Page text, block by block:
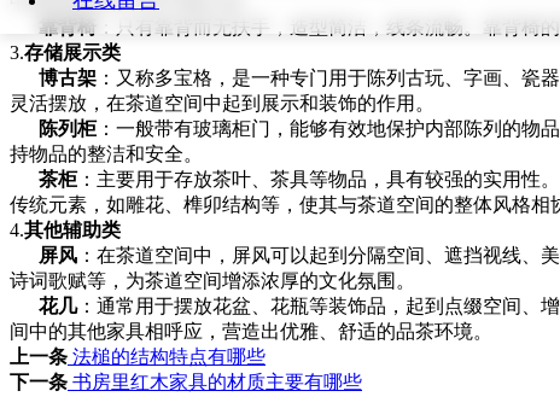
靠背椅 ：只有靠背而无扶手，造型简洁，线条流畅。靠背椅
3.存储展示类
博古架 ：又称多宝格，是一种专门用于陈列古玩、字画、
灵活摆放，在茶道空间中起到展示和装饰的作用。
陈列柜：一般带有玻璃柜门，能够有效地保护内部陈列的物
持物品的整洁和安全。
茶柜：主要用于存放茶叶、茶具等物品，具有较强的实用性
传统元素，如雕花、榫卯结构等，使其与茶道空间的整体风格相
4.其他辅助类
屏风 ：在茶道空间中，屏风可以起到分隔空间、遮挡视线、
诗词歌赋等，为茶道空间增添浓厚的文化氛围。
花几：通常用于摆放花盆、花瓶等装饰品，起到点缀空间、
间中的其他家具相呼应，营造出优雅、舒适的品茶环境。
上一条 法槌的结构特点有哪些
下一条 书房里红木家具的材质主要有哪些